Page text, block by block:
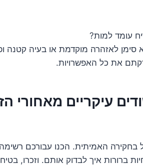
עומד למות?
לאזהרה מוקדמת או בעיה קטנה
את כל האפשרויות.
את השקט: 7 חשודים עיקריים
האמיתית. הכנו עבורכם
ברורות איך לבדוק אותם. וזכרו,